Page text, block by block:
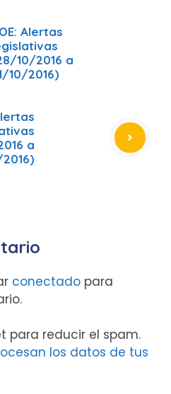
Alertas
10/2016 a
10/2016)
a
conectado para
para reducir el spam.
los datos de tus